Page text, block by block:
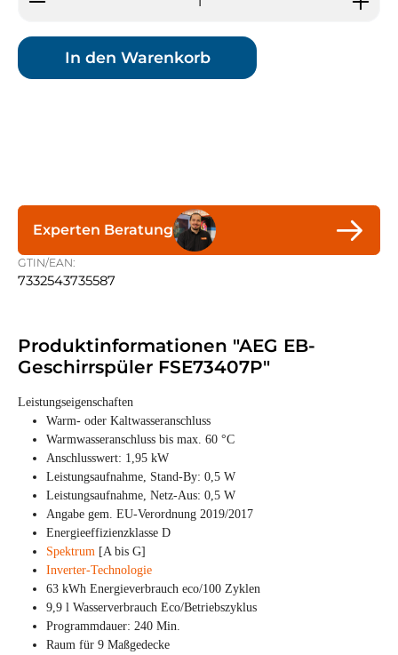
In den Warenkorb
Experten Beratung
GTIN/EAN:
7332543735587
Produktinformationen "AEG EB-
Geschirrspüler FSE73407P"
Leistungseigenschaften
Warm- oder Kaltwasseranschluss
Warmwasseranschluss bis max. 60 °C
Anschlusswert: 1,95 kW
Leistungsaufnahme, Stand-By: 0,5 W
Leistungsaufnahme, Netz-Aus: 0,5 W
Angabe gem. EU-Verordnung 2019/2017
Energieeffizienzklasse D
Spektrum [A bis G]
Inverter-Technologie
63 kWh Energieverbrauch eco/100 Zyklen
9,9 l Wasserverbrauch Eco/Betriebszyklus
Programmdauer: 240 Min.
Raum für 9 Maßgedecke